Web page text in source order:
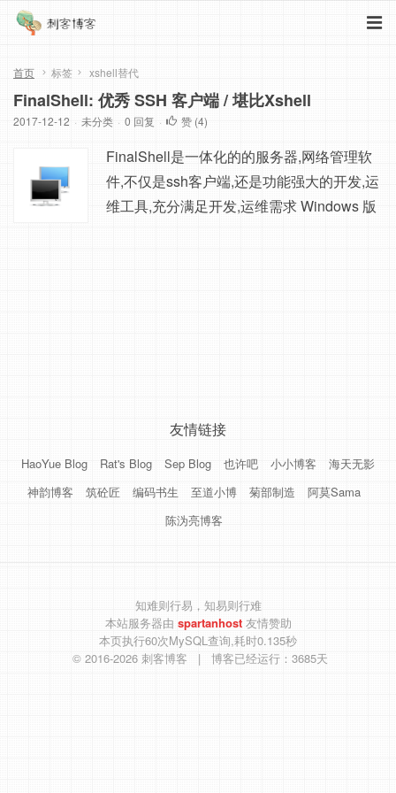
首页 标签 xshell替代
FinalShell: 优秀 SSH 客户端 / 堪比Xshell
2017-12-12 · 未分类 · 0 回复 · 赞 (4)
FinalShell是一体化的的服务器,网络管理软
件,不仅是ssh客户端,还是功能强大的开发,运
维工具,充分满足开发,运维需求 Windows 版
友情链接
HaoYue Blog Rat's Blog Sep Blog 也许吧 小小博客
海天无影
神韵博客
筑砼匠 编码书生 至道小博 菊部制造
阿莫Sama
陈沩亮博客
知难则行易，知易则行难
本站服务器由 spartanhost 友情赞助
本页执行60次MySQL查询,耗时0.135秒
© 2016-2026 刺客博客 | 博客已经运行：3685天